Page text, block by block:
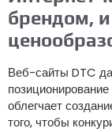
брендом, и
Веб-сайты DTC
облегчает
того, чтобы